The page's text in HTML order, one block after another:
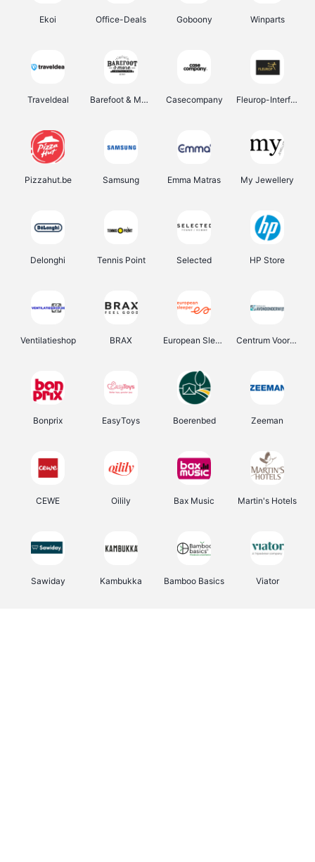
Ekoi Office-Deals Goboony Winparts
Traveldeal Barefoot & More Casecompany Fleurop-Interflora
Pizzahut.be Samsung Emma Matras My Jewellery
Delonghi Tennis Point Selected HP Store
Ventilatieshop BRAX European Sleeper Centrum Voor Avondonderwijs
Bonprix EasyToys Boerenbed Zeeman
CEWE Oilily Bax Music Martin's Hotels
Sawiday Kambukka Bamboo Basics Viator